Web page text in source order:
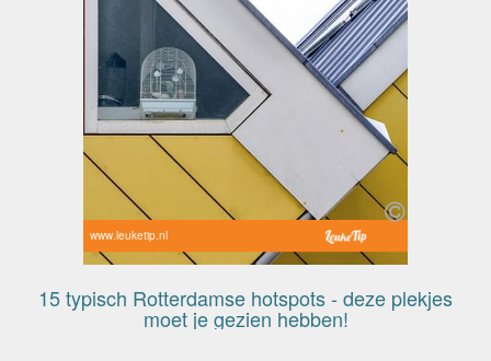
www.leuketip.nl
15 typisch Rotterdamse hotspots - deze plekjes
moet je gezien hebben!